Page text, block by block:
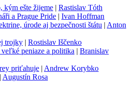
kým ešte žijeme | Rastislav Tóth
a Prague Pride | Ivan Hoffman
úrode aj bezpečnosti štátu | Anton
trojky | Rostislav Iščenko
peniaze a politika | Branislav
priťahuje | Andrew Korybko
| Augustín Rosa